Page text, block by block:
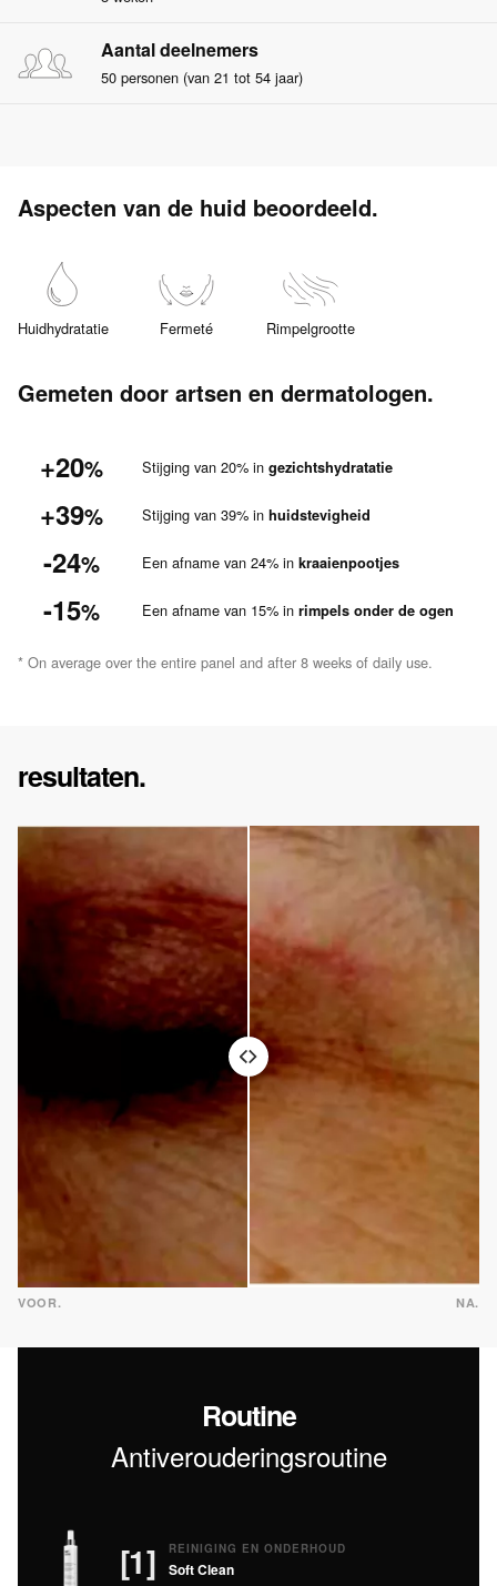
Aantal deelnemers
50 personen (van 21 tot 54 jaar)
Aspecten van de huid beoordeeld.
Huidhydratatie Fermeté Rimpelgrootte
Gemeten door artsen en dermatologen.
+20% Stijging van 20% in gezichtshydratatie
+39% Stijging van 39% in huidstevigheid
-24% Een afname van 24% in kraaienpootjes
-15% Een afname van 15% in rimpels onder de ogen
* On average over the entire panel and after 8 weeks of daily use.
resultaten.
VOOR. NA.
Routine
Antiverouderingsroutine
[1] REINIGING EN ONDERHOUD
Soft Clean